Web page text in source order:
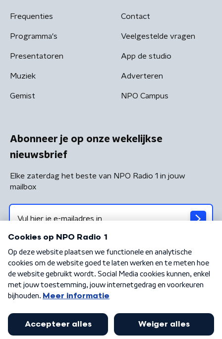
Frequenties
Programma's
Presentatoren
Muziek
Gemist
Contact
Veelgestelde vragen
App de studio
Adverteren
NPO Campus
Abonneer je op onze wekelijkse
nieuwsbrief
Elke zaterdag het beste van NPO Radio 1 in jouw
mailbox
Algemene voorwaarden